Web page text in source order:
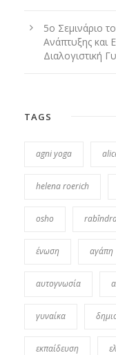
5ο Σεμινάριο
Ανάπτυξης και
Διαλογιστική
TAGS
agni yoga
helena roerich
osho
ένωση αγάπη
αυτογνωσία
γυναίκα
εκπαίδευση